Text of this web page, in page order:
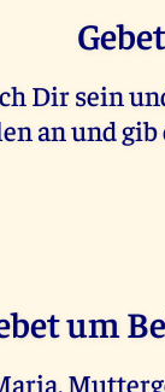
Dir sein
an und gib
um